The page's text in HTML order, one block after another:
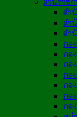
สำ
สำ
สำ
กอ
กอ
กอ
กอ
กอ
กอ
กอ